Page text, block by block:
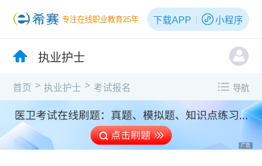
专注在线职业教育25年 下载APP 小程序
执业护士
首页 > 执业护士 > 考试报名 导航
广告